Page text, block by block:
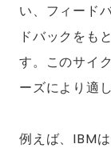
い、フィード
ドバックをも
す。このサイ
ーズにより適
例えば、IBM